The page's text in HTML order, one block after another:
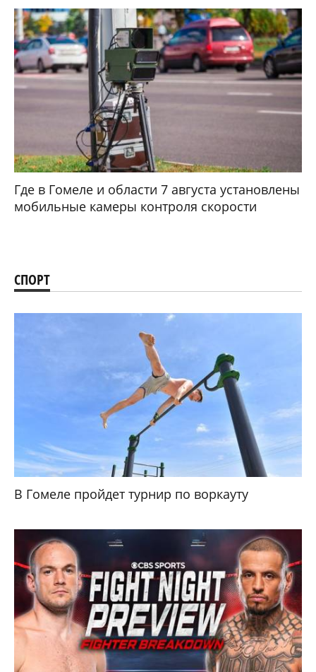
Где в Гомеле и области 7 августа установлены
мобильные камеры контроля скорости
СПОРТ
В Гомеле пройдет турнир по воркауту